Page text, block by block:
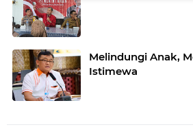
Melindungi Anak,
Istimewa